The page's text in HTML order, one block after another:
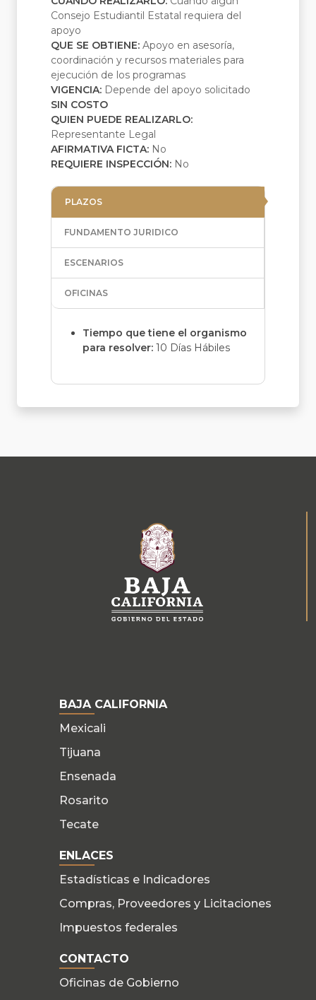
Consejo Estudiantil Estatal requiera del
apoyo
QUE SE OBTIENE: Apoyo en asesoría,
coordinación y recursos materiales para
ejecución de los programas
VIGENCIA: Depende del apoyo solicitado
SIN COSTO
QUIEN PUEDE REALIZARLO:
Representante Legal
AFIRMATIVA FICTA: No
REQUIERE INSPECCIÓN: No
PLAZOS
FUNDAMENTO JURIDICO
ESCENARIOS
OFICINAS
Tiempo que tiene el organismo
para resolver: 10 Días Hábiles
BAJA CALIFORNIA
Mexicali
Tijuana
Ensenada
Rosarito
Tecate
ENLACES
Estadísticas e Indicadores
Compras, Proveedores y Licitaciones
Impuestos federales
CONTACTO
Oficinas de Gobierno